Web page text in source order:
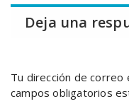
Deja una
Tu dirección de correo
campos obligatorios